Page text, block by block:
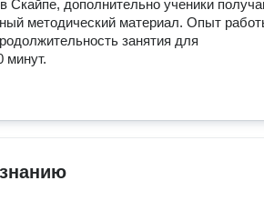
Скайпе, дополнительно ученики
методический материал. Опыт
занятия для
минут.